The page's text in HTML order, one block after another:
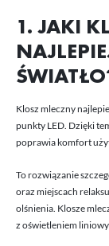
1. JAKI
Klosz mleczny
punkty LED. Dzięki
poprawia komfort
To rozwiązanie
oraz miejscach
olśnienia. Klosze
z oświetleniem